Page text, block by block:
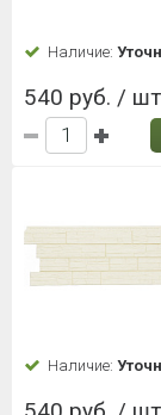
Наличие:
540 руб. /
Наличие: